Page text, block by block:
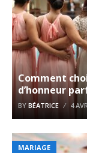
Comment
d’honneur
BY BÉATRICE 4
MARIAGE